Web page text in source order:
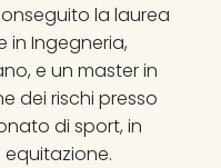
la laurea
in Ingegneria,
e un master in
dei rischi presso
di sport, in